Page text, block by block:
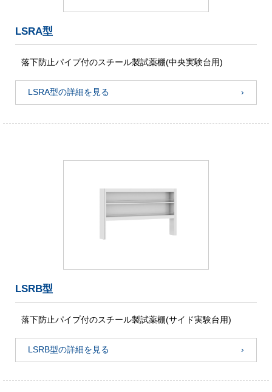
LSRA型
落下防止パイプ付のスチール製試薬棚(中央実験台用)
LSRA型の詳細を見る
LSRB型
落下防止パイプ付のスチール製試薬棚(サイド実験台用)
LSRB型の詳細を見る